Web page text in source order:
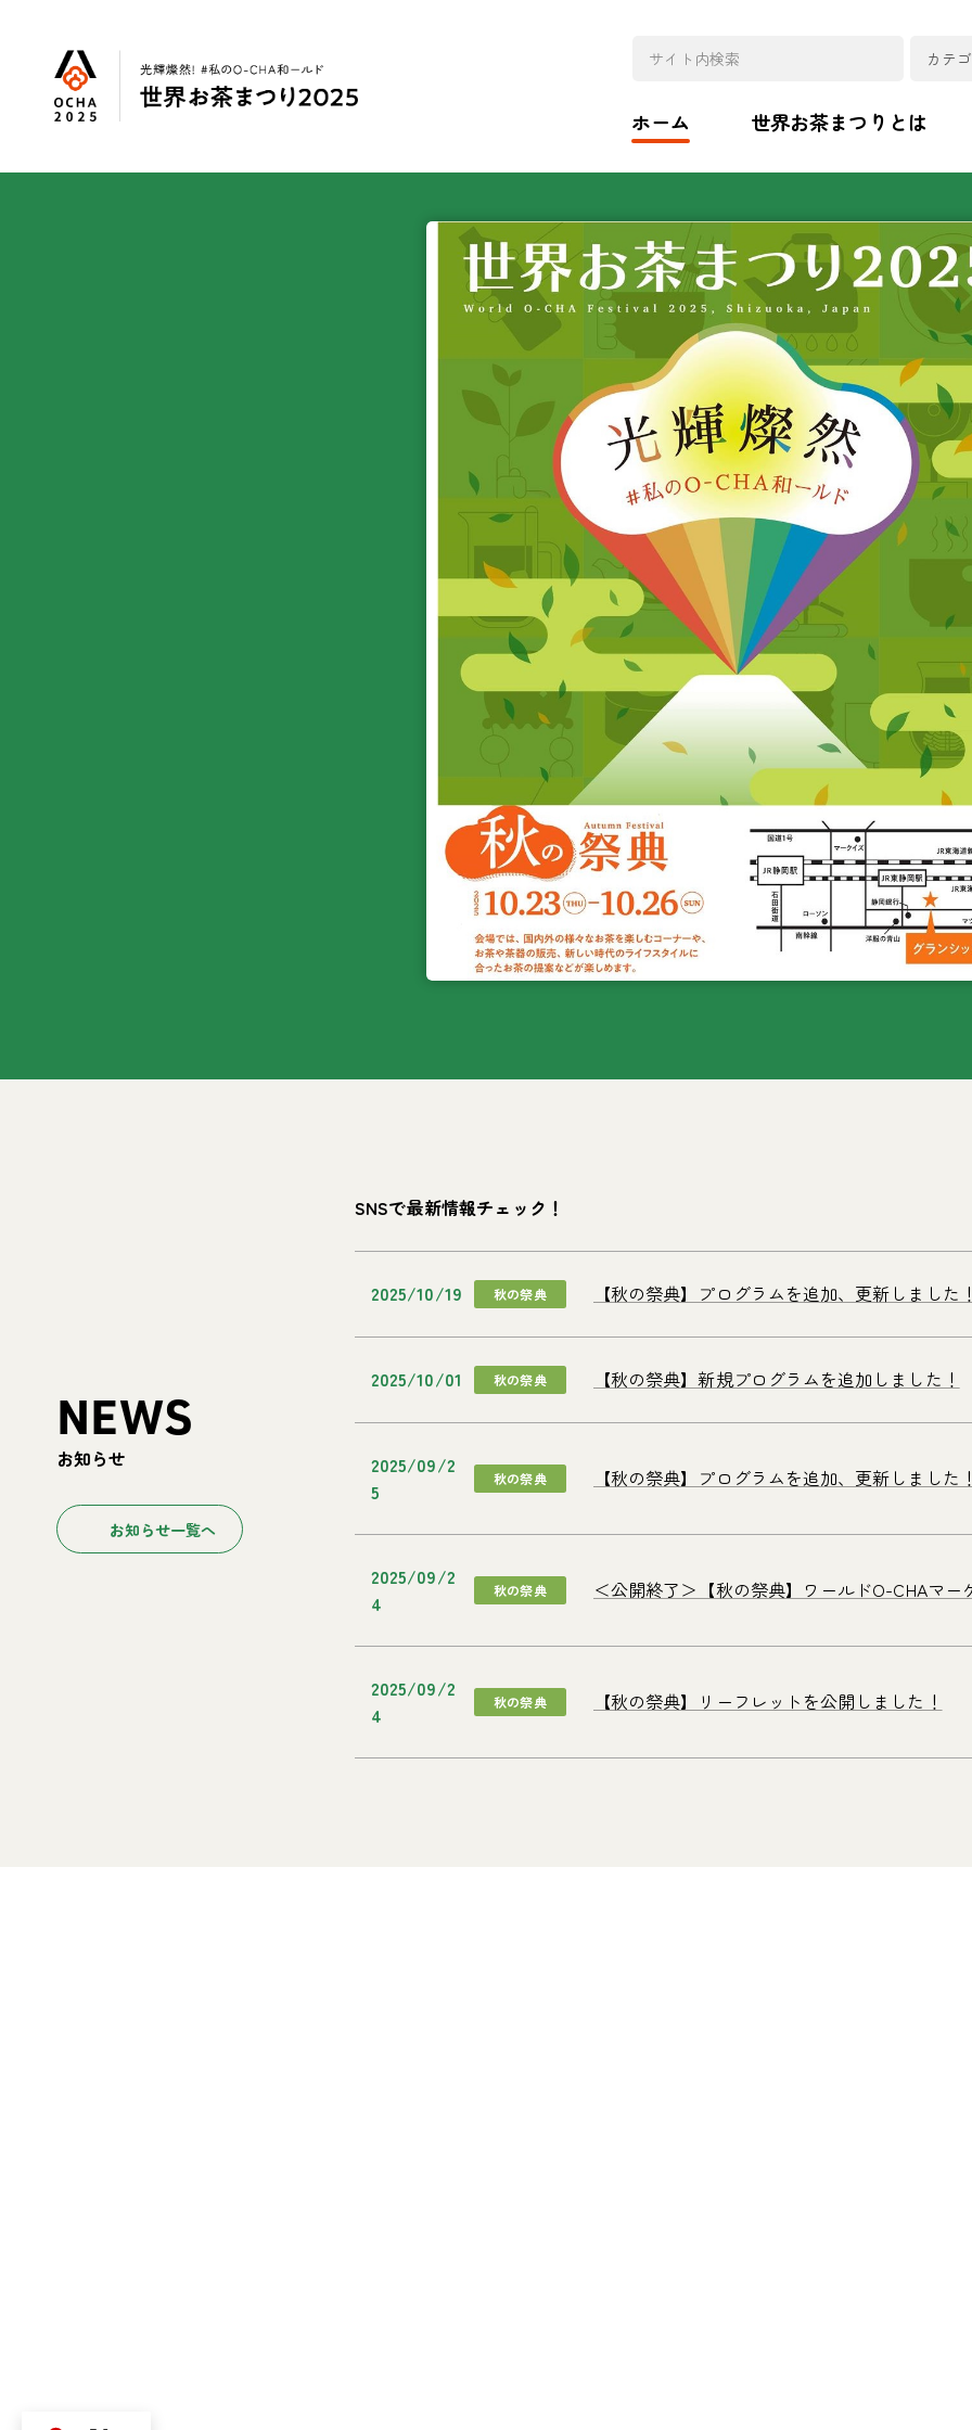
ホーム 世界お茶まつりとは
NEWS
お知らせ
お知らせ一覧へ
SNSで最新情報チェック！
2025/10/19 秋の祭典 【秋の祭典】プログラムを追加、更新しました
2025/10/01 秋の祭典 【秋の祭典】新規プログラムを追加しました！
2025/09/2
5
秋の祭典 【秋の祭典】プログラムを追加、更新しました
2025/09/2
4
秋の祭典 ＜公開終了＞【秋の祭典】ワールドO-CHAマ
2025/09/2
4
秋の祭典 【秋の祭典】リーフレットを公開しました！